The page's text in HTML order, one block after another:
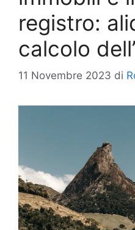
registro:
calcolo
11 Novembre 2023 di